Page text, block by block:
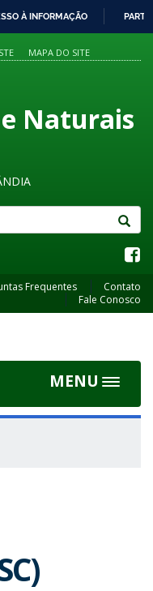
À INFORMAÇÃO
MAPA DO SITE
Naturais
Frequentes
Contato
Fale Conosco
MENU
Toggle